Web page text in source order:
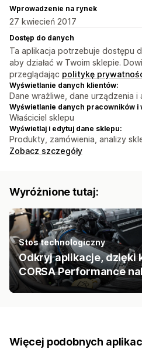
Wprowadzenie na rynek
27 kwiecień 2017
Dostęp do danych
Ta aplikacja potrzebuje dostępu
aby działać w Twoim sklepie.
przeglądając politykę
Wyświetlanie danych klientów:
Dane wrażliwe, dane urządzenia i
Wyświetlanie danych pracowników i
Właściciel sklepu
Wyświetlaj i edytuj dane sklepu:
Produkty, zamówienia, analizy
Zobacz szczegóły
Wyróżnione tutaj:
Stos technologiczny
Odkryj aplikacje, dzięki
CORSA Performance
Więcej podobnych